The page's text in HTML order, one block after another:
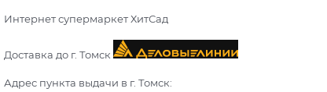
Интернет супермаркет ХитСад
Доставка до г. Томск
Адрес пункта выдачи в г. Томск: